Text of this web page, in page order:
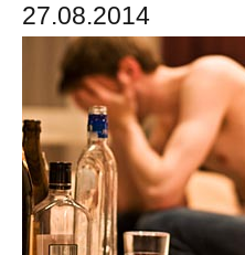
27.08.2014